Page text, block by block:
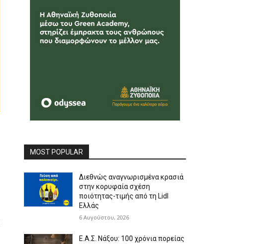
MOST POPULAR
Διεθνώς αναγνωρισμένα κρασιά
στην κορυφαία σχέση
ποιότητας-τιμής από τη Lidl
Ελλάς
6 Αυγούστου, 2026
Ε.Α.Σ. Νάξου: 100 χρόνια πορείας